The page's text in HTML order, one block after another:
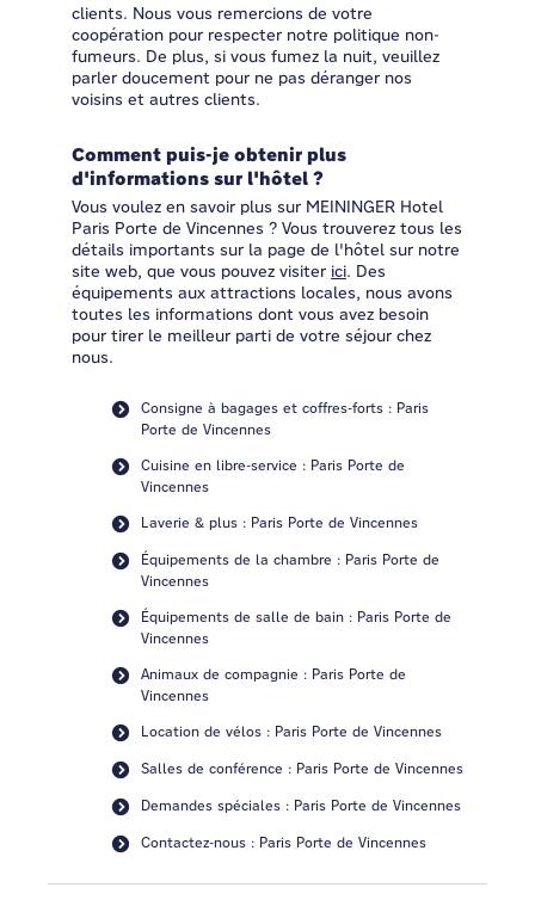
clients. Nous vous remercions de votre
coopération pour respecter notre politique non-
fumeurs. De plus, si vous fumez la nuit, veuillez
parler doucement pour ne pas déranger nos
voisins et autres clients.
Comment puis-je obtenir plus
d'informations sur l'hôtel ?
Vous voulez en savoir plus sur MEININGER Hotel
Paris Porte de Vincennes ? Vous trouverez tous les
détails importants sur la page de l'hôtel sur notre
site web, que vous pouvez visiter ici. Des
équipements aux attractions locales, nous avons
toutes les informations dont vous avez besoin
pour tirer le meilleur parti de votre séjour chez
nous.
Consigne à bagages et coffres-forts : Paris
Porte de Vincennes
Cuisine en libre-service : Paris Porte de
Vincennes
Laverie & plus : Paris Porte de Vincennes
Équipements de la chambre : Paris Porte de
Vincennes
Équipements de salle de bain : Paris Porte de
Vincennes
Animaux de compagnie : Paris Porte de
Vincennes
Location de vélos : Paris Porte de Vincennes
Salles de conférence : Paris Porte de Vincennes
Demandes spéciales : Paris Porte de Vincennes
Contactez-nous : Paris Porte de Vincennes